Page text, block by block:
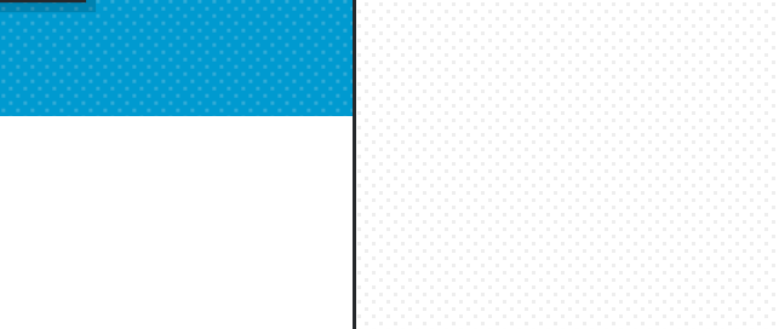
く思う。英語少しでも読める人は原文
Then Covid hit. Shit.